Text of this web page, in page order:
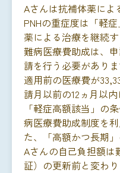
Aさんは抗補体薬によ
PNHの重症度は「軽
薬による治療を継続
難病医療費助成は、
請を行う必要があり
適用前の医療費が
請月以前の12ヵ月以
「軽症高額該当」の
病医療費助成制度を
た、「高額かつ長期
Aさんの自己負担額
証）の更新前と変わり